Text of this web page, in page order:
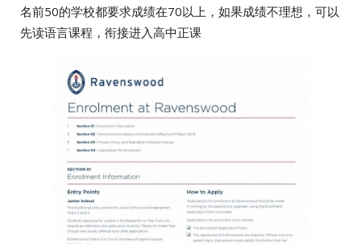
名前50的学校都要求成绩在70以上，如果成绩不理想，可以
先读语言课程，衔接进入高中正课